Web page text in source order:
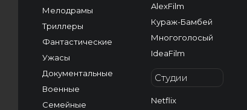
Мелодрамы
Триллеры
Фантастические
Ужасы
Документальные
Военные
Семейные
AlexFilm
Кураж-Бамбей
Многоголосый
IdeaFilm
Студии
Netflix